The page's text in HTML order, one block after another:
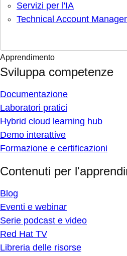
Servizi per l'IA
Technical Account
Apprendimento
Sviluppa competenze
Documentazione
Laboratori pratici
Hybrid cloud learning hub
Demo interattive
Formazione e certificazioni
Contenuti per
Blog
Eventi e webinar
Serie podcast e video
Red Hat TV
Libreria delle risorse